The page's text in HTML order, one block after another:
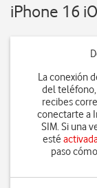
iPhone 16
La conexión
del
recibes
conectarte a
SIM. Si una
esté
paso